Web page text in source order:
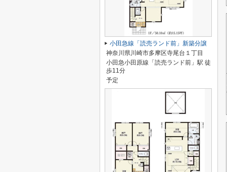
小田急線「読売ランド前」新築分譲
神奈川県川崎市多摩区寺尾台１丁目
小田急小田原線「読売ランド前」駅 徒
歩11分
予定